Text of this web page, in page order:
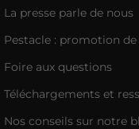
La presse parle de nous
Pestacle : promotion
Foire aux questions
Téléchargements et
Nos conseils sur notre